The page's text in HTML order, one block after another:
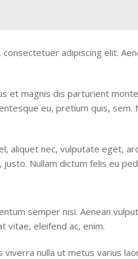
adipiscing elit.
et magnis dis parturient
eu, pretium quis, sem.
aliquet nec, vulputate eget,
Nullam dictum felis eu
semper nisi. Aenean
vitae, eleifend ac, enim.
nulla ut metus varius